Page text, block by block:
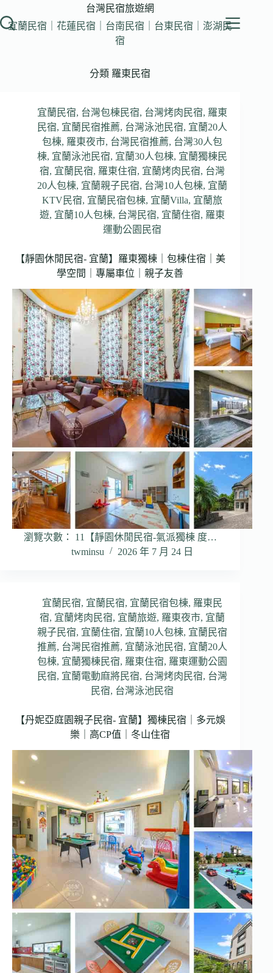
至
台灣民宿旅遊網
宜蘭民宿｜花蓮民宿｜台南民宿｜台東民宿｜澎湖民
宿
分類 羅東民宿
宜蘭民宿, 台灣包棟民宿, 台灣烤肉民宿, 羅東
民宿, 宜蘭民宿推薦, 台灣泳池民宿, 宜蘭20人
包棟, 羅東夜市, 台灣民宿推薦, 台灣30人包
棟, 宜蘭泳池民宿, 宜蘭30人包棟, 宜蘭獨棟民
宿, 宜蘭民宿, 羅東住宿, 宜蘭烤肉民宿, 台灣
20人包棟, 宜蘭親子民宿, 台灣10人包棟, 宜蘭
KTV民宿, 宜蘭民宿包棟, 宜蘭Villa, 宜蘭旅
遊, 宜蘭10人包棟, 台灣民宿, 宜蘭住宿, 羅東
運動公園民宿
【靜園休閒民宿- 宜蘭】羅東獨棟｜包棟住宿｜美
學空間｜專屬車位｜親子友善
瀏覽次數： 11【靜園休閒民宿-氣派獨棟 度…
twminsu
2026 年 7 月 24 日
宜蘭民宿, 宜蘭民宿, 宜蘭民宿包棟, 羅東民
宿, 宜蘭烤肉民宿, 宜蘭旅遊, 羅東夜市, 宜蘭
親子民宿, 宜蘭住宿, 宜蘭10人包棟, 宜蘭民宿
推薦, 台灣民宿推薦, 宜蘭泳池民宿, 宜蘭20人
包棟, 宜蘭獨棟民宿, 羅東住宿, 羅東運動公園
民宿, 宜蘭電動麻將民宿, 台灣烤肉民宿, 台灣
民宿, 台灣泳池民宿
【丹妮亞庭園親子民宿- 宜蘭】獨棟民宿｜多元娛
樂｜高CP值｜冬山住宿